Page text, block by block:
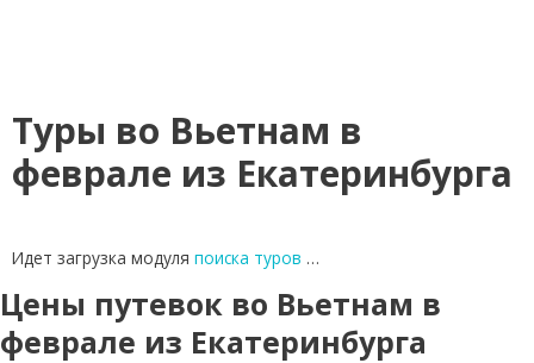
Туры во Вьетнам в
феврале из Екатеринбурга
Идет загрузка модуля поиска туров …
Цены путевок во Вьетнам в
феврале из Екатеринбурга